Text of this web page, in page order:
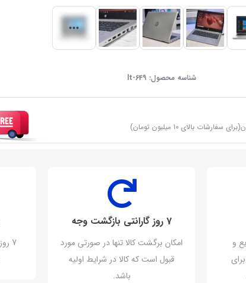
شناسه محصول:lt-649
بالای 10 میلیون تومان)
و
7 روز گارانتی بازگشت وجه
امکان برگشت کالا تنها در صورتی مورد
قبول است که کالا در شرایط اولیه
باشد.